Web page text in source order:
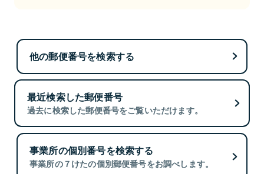
他の郵便番号を検索する
最近検索した郵便番号
過去に検索した郵便番号をご覧いただけます。
事業所の個別番号を検索する
事業所の７けたの個別郵便番号をお調べします。